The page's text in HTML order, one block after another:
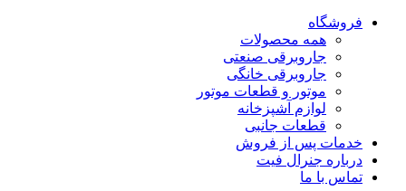
فروشگاه
همه محصولات
جاروبرقی صنعتی
جاروبرقی خانگی
موتور و قطعات موتور
لوازم آشپزخانه
قطعات جانبی
خدمات پس از فروش
درباره جنرال فیت
تماس با ما